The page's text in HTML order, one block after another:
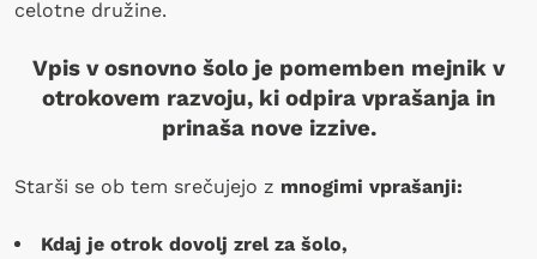
celotne družine.
Vpis v osnovno šolo je pomemben mejnik v
otrokovem razvoju, ki odpira vprašanja in
prinaša nove izzive.
Starši se ob tem srečujejo z mnogimi vprašanji:
Kdaj je otrok dovolj zrel za šolo,